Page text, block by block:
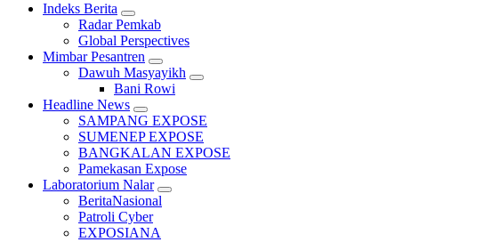
Indeks Berita
Radar Pemkab
Global Perspectives
Mimbar Pesantren
Dawuh Masyayikh
Bani Rowi
Headline News
SAMPANG EXPOSE
SUMENEP EXPOSE
BANGKALAN EXPOSE
Pamekasan Expose
Laboratorium Nalar
BeritaNasional
Patroli Cyber
EXPOSIANA